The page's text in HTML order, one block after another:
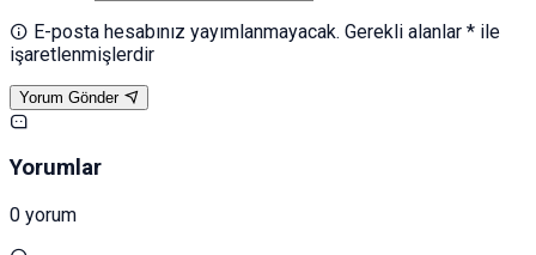
E-posta hesabınız yayımlanmayacak. Gerekli alanlar * ile
işaretlenmişlerdir
Yorum Gönder
Yorumlar
0 yorum